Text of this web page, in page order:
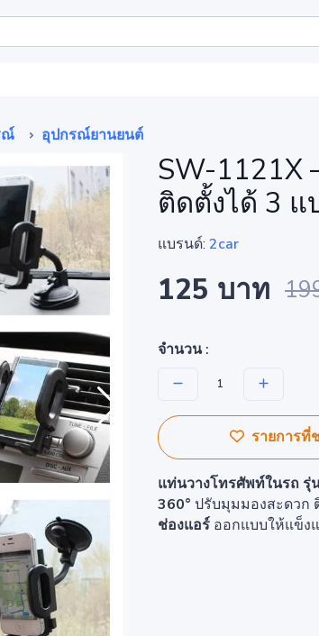
ณ์ อุปกรณ์ยานยนต์
SW-1121X
ติดตั้งได้ 3 แ
แบรนด์: 2car
125 บาท
จำนวน :
รายการที่
แท่นวางโทรศัพท์ในรถ รุ่
360° ปรับมุมมองสะดวก
ช่องแอร์ ออกแบบให้แข็ง